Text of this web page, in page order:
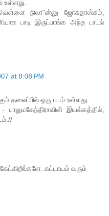
உள்ளது.
நிலா"ன்னு ஜோசுதாஸ்சும்,
பாடி இருப்பாங்க அந்த பாடல்
at 8:08 PM
தலைப்பில் ஒரு படம் உள்ளது.
இயக்கத்தில்,
கட்டாயம் வரும்